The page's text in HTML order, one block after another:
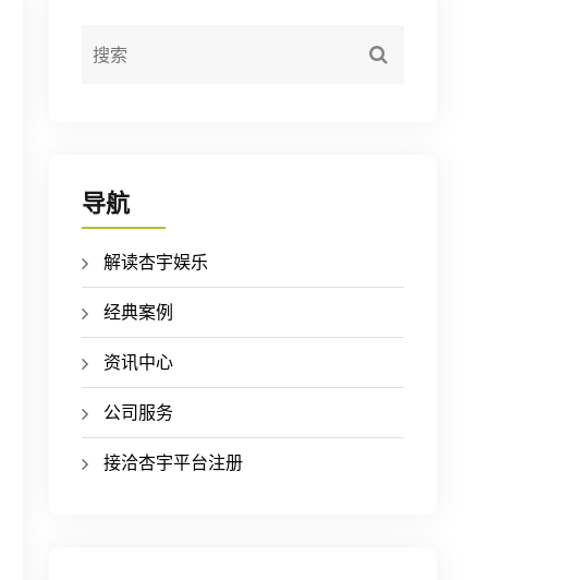
导航
解读杏宇娱乐
经典案例
资讯中心
公司服务
接洽杏宇平台注册